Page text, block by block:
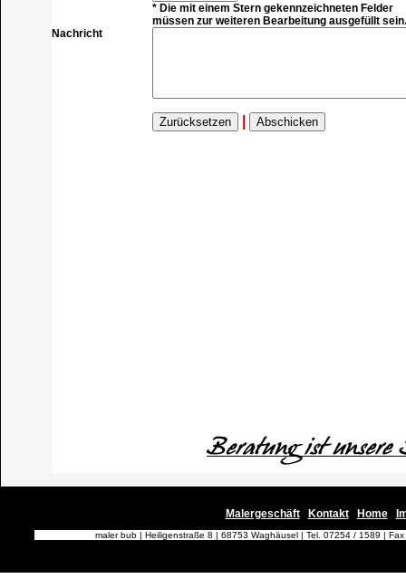
* Die mit einem Stern gekennzeichneten Felder
müssen zur weiteren Bearbeitung ausgefüllt sein.
Nachricht
Malergeschäft| Kontakt| Home|I
maler bub | Heiligenstraße 8 | 68753 Waghäusel | Tel. 07254 / 1589 |